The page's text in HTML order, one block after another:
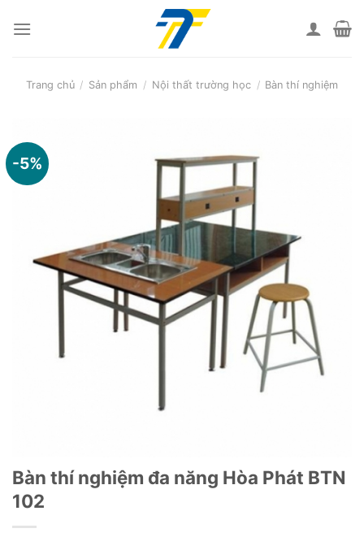
Trang chủ / Sản phẩm / Nội thất trường học / Bàn thí nghiệm
-5%
Bàn thí nghiệm đa năng Hòa Phát BTN
102